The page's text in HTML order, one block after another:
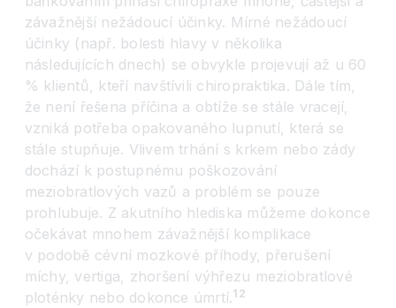
závažnější nežádoucí účinky. Mírné nežádoucí
účinky (např. bolesti hlavy v několika
následujících dnech) se obvykle projevují až u 60
% klientů, kteří navštívili chiropraktika. Dále tím,
že není řešena příčina a obtíže se stále vracejí,
vzniká potřeba opakovaného lupnutí, která se
stále stupňuje. Vlivem trhání s krkem nebo zády
dochází k postupnému poškozování
meziobratlových vazů a problém se pouze
prohlubuje. Z akutního hlediska můžeme dokonce
očekávat mnohem závažnější komplikace
v podobě cévní mozkové příhody, přerušení
míchy, vertiga, zhoršení výhřezu meziobratlové
ploténky nebo dokonce úmrtí.12